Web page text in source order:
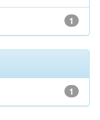
1
1